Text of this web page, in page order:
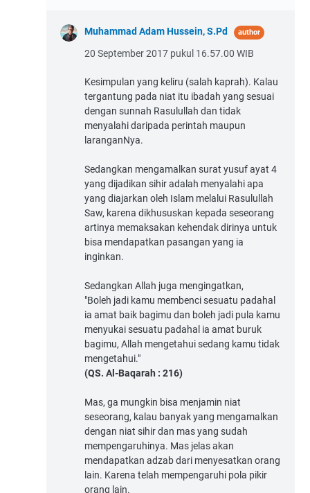
Muhammad Adam Hussein, S.Pd
20 September 2017 pukul 16.57.00 WIB
Kesimpulan yang keliru (salah kaprah). Kalau
tergantung pada niat itu ibadah yang sesuai
dengan sunnah Rasulullah dan tidak
menyalahi daripada perintah maupun
laranganNya.
Sedangkan mengamalkan surat yusuf ayat 4
yang dijadikan sihir adalah menyalahi apa
yang diajarkan oleh Islam melalui Rasulullah
Saw, karena dikhususkan kepada seseorang
artinya memaksakan kehendak dirinya untuk
bisa mendapatkan pasangan yang ia
inginkan.
Sedangkan Allah juga mengingatkan,
"Boleh jadi kamu membenci sesuatu padahal
ia amat baik bagimu dan boleh jadi pula kamu
menyukai sesuatu padahal ia amat buruk
bagimu, Allah mengetahui sedang kamu tidak
mengetahui."
(QS. Al-Baqarah : 216)
Mas, ga mungkin bisa menjamin niat
seseorang, kalau banyak yang mengamalkan
dengan niat sihir dan mas yang sudah
mempengaruhinya. Mas jelas akan
mendapatkan adzab dari menyesatkan orang
lain. Karena telah mempengaruhi pola pikir
orang lain.